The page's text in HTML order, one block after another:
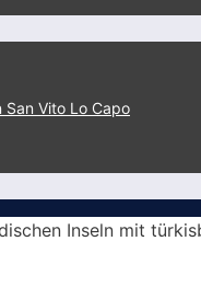
San Vito Lo Capo